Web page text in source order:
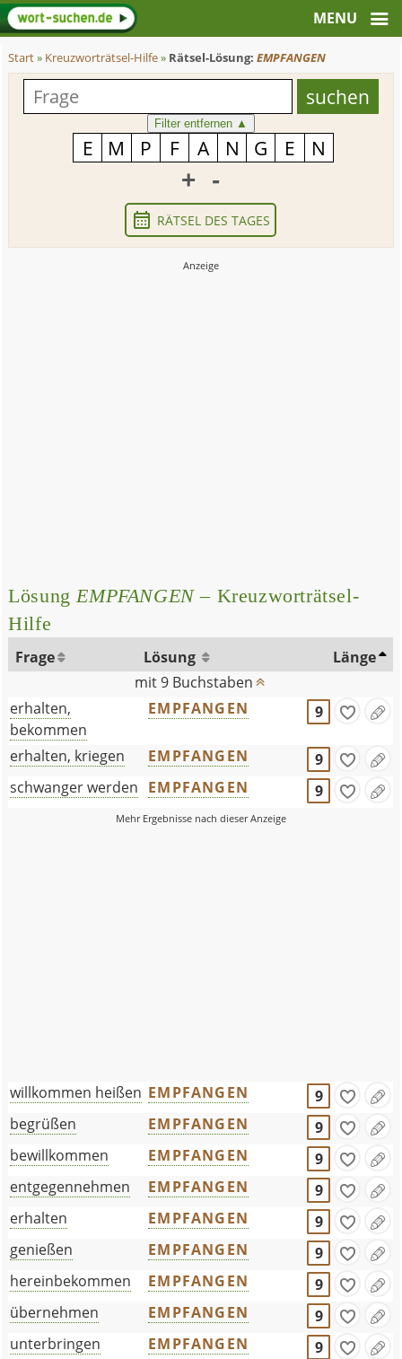
Start» Kreuzworträtsel-Hilfe» Rätsel-Lösung:EMPFANGEN
Filter entfernen ▲
+ -
RÄTSEL DES TAGES
LösungEMPFANGEN– Kreuzworträtsel-
Hilfe
Frage Lösung
Länge
mit 9 Buchstaben
erhalten,
bekommen
EMPFANGEN 9
erhalten, kriegen EMPFANGEN
9
schwanger werden EMPFANGEN 9
willkommen heißen EMPFANGEN
9
begrüßen
EMPFANGEN
9
bewillkommen
EMPFANGEN
9
entgegennehmen
EMPFANGEN
9
erhalten
EMPFANGEN
9
genießen
EMPFANGEN
9
hereinbekommen
EMPFANGEN
9
übernehmen
EMPFANGEN
9
unterbringen
EMPFANGEN
9